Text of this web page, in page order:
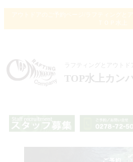
アウトドアのご予約ページ/ラフティングと
ラフティングとアウトド
TOP水上カン